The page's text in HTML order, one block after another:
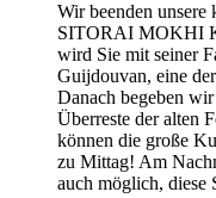
Wir beenden unsere
SITORAI MOKHI
wird Sie mit seiner
Guijdouvan, eine
Danach begeben
Überreste der alten
können die große
zu Mittag! Am
auch möglich, diese